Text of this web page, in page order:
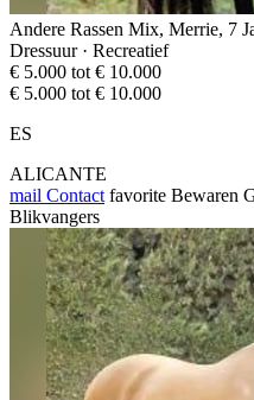
Andere Rassen Mix, Merrie, 7
Dressuur · Recreatief
€ 5.000 tot € 10.000
€ 5.000 tot € 10.000
ES
ALICANTE
mail Contact favorite Bewaren
Blikvangers